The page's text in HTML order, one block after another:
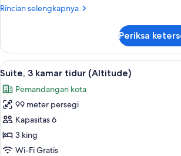
Rincian selengkapnya
Rincian
Suite
Periksa
Lihat
semua
foto
untuk
Suite,
3
kamar
Suite, 3
9
Suite, 3 kamar tidur (Altitude)
Pemandangan kota
99 meter persegi
Kapasitas 6
3 king
Wi-Fi Gratis